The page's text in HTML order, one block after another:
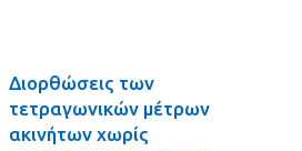
Διορθώσεις των
τετραγωνικών μέτρων
ακινήτων χωρίς